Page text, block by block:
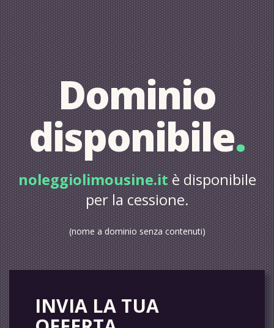
Dominio
disponibile.
noleggiolimousine.itè disponibile
per la cessione.
(nome a dominio senza contenuti)
INVIA LA TUA